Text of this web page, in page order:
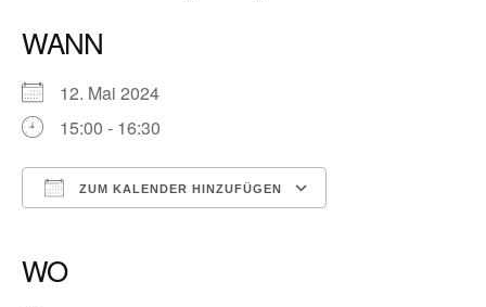
WANN
12. Mai 2024
15:00 - 16:30
ZUM KALENDER HINZUFÜGEN
WO